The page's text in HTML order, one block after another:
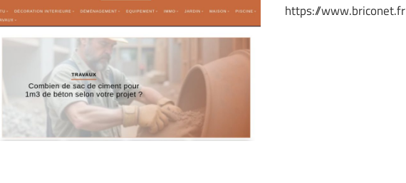
https://www.briconet.fr